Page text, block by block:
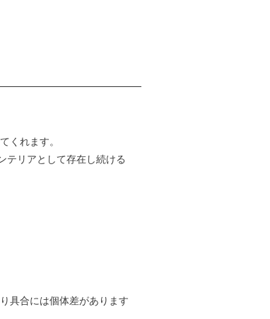
くれます。
テリアとして存在し続ける
具合には個体差があります